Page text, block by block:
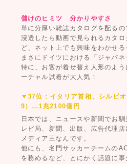
儲けのヒミツ 分かりやすさ
単に分厚い雑誌カタログを配る
浸透したら動画で見られるカタ
ど、ネット上でも興味をわかせる
まさにドイツにおける「ジャパネ
特に、お客が着せ替え人形のよ
ーチャル試着が大人気！
▼37位：イタリア首相、シルビ
9）…1兆2100億円
日本では、ニュースや新聞でお
レビ局、新聞、出版、広告代理
メディア王なんです。
他にも、名門サッカーチームの
を務めるなど、とにかく話題に事